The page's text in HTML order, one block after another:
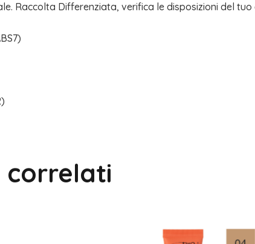
Raccolta Differenziata, verifica le disposizioni del tuo
correlati